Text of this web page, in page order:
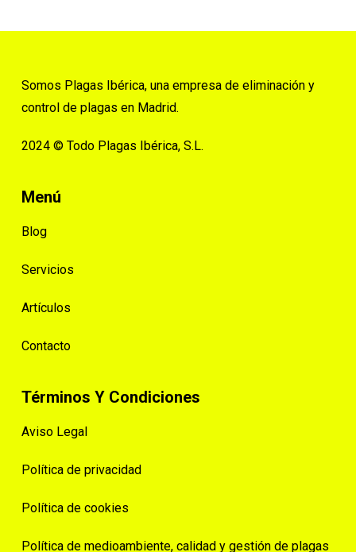
Somos Plagas Ibérica, una empresa de eliminación y
control de plagas en Madrid.
2024 © Todo Plagas Ibérica, S.L.
Menú
Blog
Servicios
Artículos
Contacto
Términos Y Condiciones
Aviso Legal
Política de privacidad
Política de cookies
Política de medioambiente, calidad y gestión de plagas